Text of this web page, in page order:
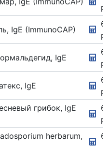
IgE (ImmunoCAP)
IgE
IgE
грибок, IgE
herbarum,